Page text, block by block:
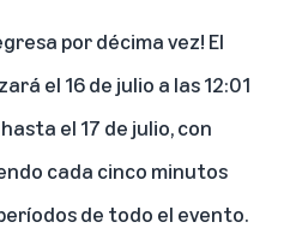
por décima vez! El
el 16 de julio a las 12:01
el 17 de julio, con
cada cinco minutos
de todo el evento.